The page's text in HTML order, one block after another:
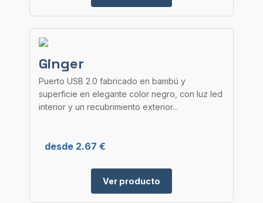
Ginger
Puerto USB 2.0 fabricado en bambú y
superficie en elegante color negro, con luz led
interior y un recubrimiento exterior...
desde 2.67 €
Ver producto